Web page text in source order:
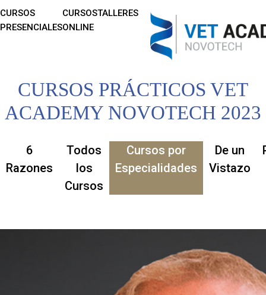
CURSOS
PRESENCIALES
CURSOS
ONLINE
TALLERES
CURSOS PRÁCTICOS VET
ACADEMY NOVOTECH 2023
6
Razones
Todos
los
Cursos
Cursos por
Especialidades
De un
Vistazo